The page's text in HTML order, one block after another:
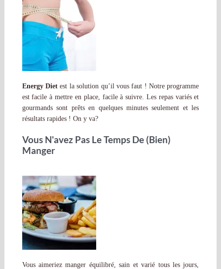
Energy Diet est la solution qu’il vous faut ! Notre programme
est facile à mettre en place, facile à suivre. Les repas variés et
gourmands sont prêts en quelques minutes seulement et les
résultats rapides ! On y va?
Vous N'avez Pas Le Temps De (bien)
Manger
Vous aimeriez manger équilibré, sain et varié tous les jours,